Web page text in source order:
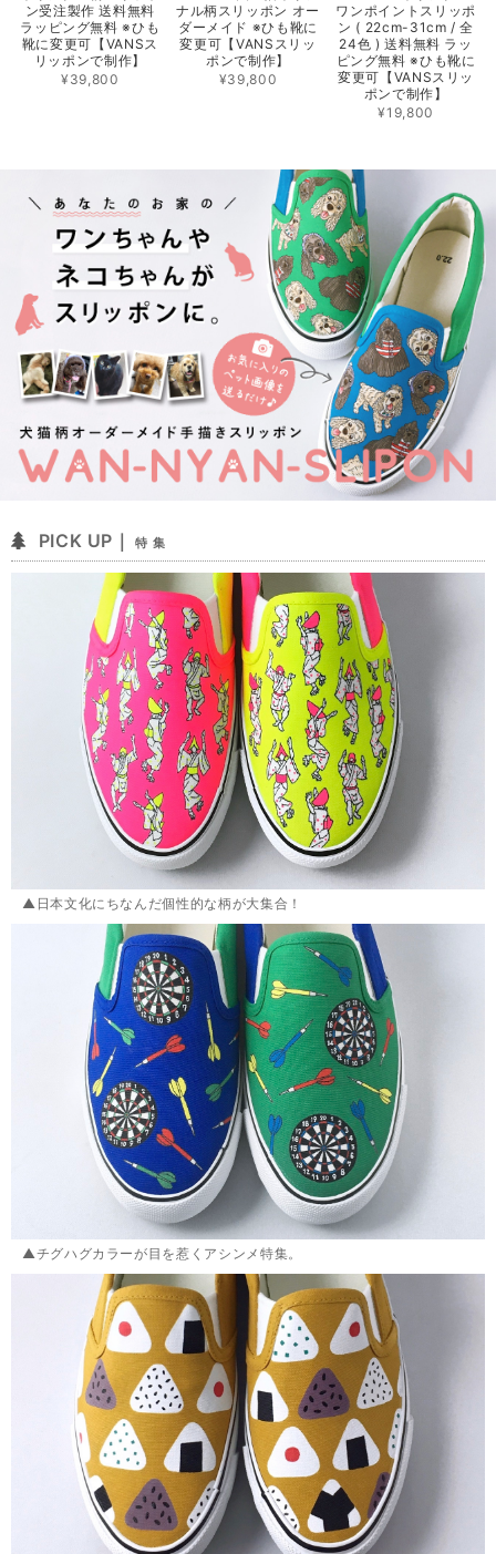
ン受注製作 送料無料
ラッピング無料 ※ひも
靴に変更可【VANSス
リッポンで制作】
¥39,800
ナル柄スリッポン オー
ダーメイド ※ひも靴に
変更可【VANSスリッ
ポンで制作】
¥39,800
ワンポイントスリッポ
ン ( 22cm-31cm / 全
24色 ) 送料無料 ラッ
ピング無料 ※ひも靴に
変更可【VANSスリッ
ポンで制作】
¥19,800
PICK UP｜ 特 集
▲日本文化にちなんだ個性的な柄が大集合！
▲チグハグカラーが目を惹くアシンメ特集。